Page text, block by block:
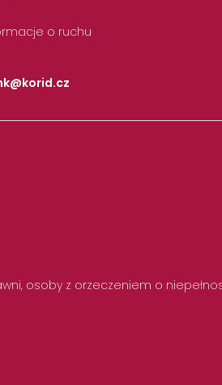
o ruchu
osoby z orzeczeniem o